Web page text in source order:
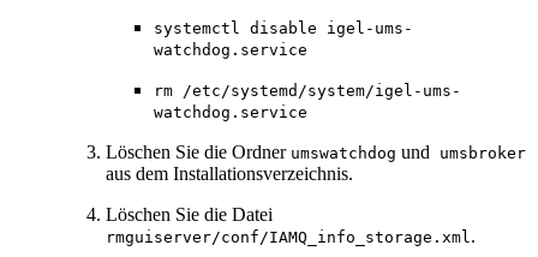
systemctl disable igel-ums-
watchdog.service
rm /etc/systemd/system/igel-ums-
watchdog.service
Löschen Sie die Ordner umswatchdog und umsbroker
aus dem Installationsverzeichnis.
Löschen Sie die Datei
rmguiserver/conf/IAMQ_info_storage.xml.